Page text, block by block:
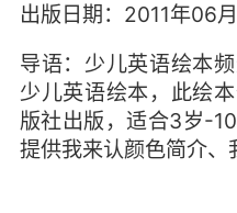
出版日期：2011年06月
导语：少儿英语绘本
少儿英语绘本，此绘
版社出版，适合3岁-
提供我来认颜色简介、